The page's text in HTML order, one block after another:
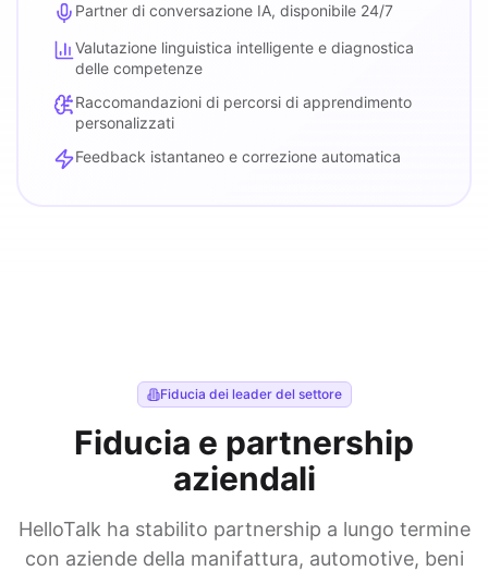
Partner di conversazione IA, disponibile 24/7
Valutazione linguistica intelligente e diagnostica
delle competenze
Raccomandazioni di percorsi di apprendimento
personalizzati
Feedback istantaneo e correzione automatica
Fiducia dei leader del settore
Fiducia e partnership
aziendali
HelloTalk ha stabilito partnership a lungo termine
con aziende della manifattura, automotive, beni